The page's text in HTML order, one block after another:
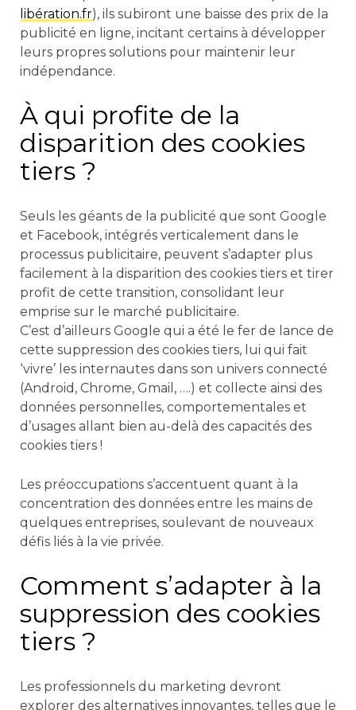
libération.fr), ils subiront une baisse des prix de la
publicité en ligne, incitant certains à développer
leurs propres solutions pour maintenir leur
indépendance.
À qui profite de la
disparition des cookies
tiers ?
Seuls les géants de la publicité que sont Google
et Facebook, intégrés verticalement dans le
processus publicitaire, peuvent s’adapter plus
facilement à la disparition des cookies tiers et tirer
profit de cette transition, consolidant leur
emprise sur le marché publicitaire.
C’est d’ailleurs Google qui a été le fer de lance de
cette suppression des cookies tiers, lui qui fait
‘vivre’ les internautes dans son univers connecté
(Android, Chrome, Gmail, ….) et collecte ainsi des
données personnelles, comportementales et
d’usages allant bien au-delà des capacités des
cookies tiers !
Les préoccupations s’accentuent quant à la
concentration des données entre les mains de
quelques entreprises, soulevant de nouveaux
défis liés à la vie privée.
Comment s’adapter à la
suppression des cookies
tiers ?
Les professionnels du marketing devront
explorer des alternatives innovantes, telles que le